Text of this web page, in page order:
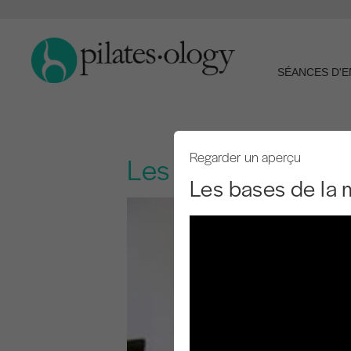
SÉANCES
Les bases de la
Regarder un aperçu
Les bases de la